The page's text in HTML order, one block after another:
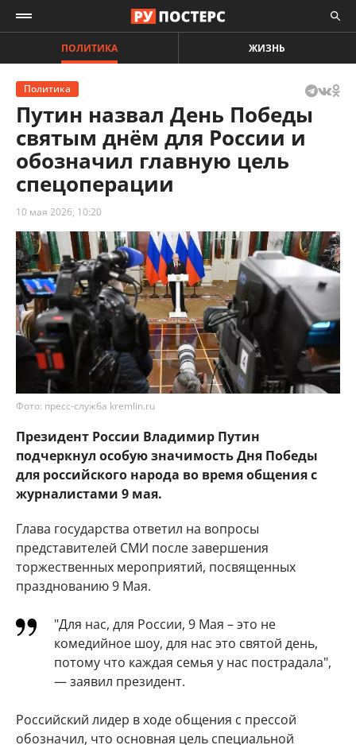
ПОЛИТИКА ЖИЗНЬ
Политика
Путин назвал День Победы
святым днём для России и
обозначил главную цель
спецоперации
10 мая 2026, 10:20
Фото: пресс-служба kremlin.ru
Президент России Владимир Путин
подчеркнул особую значимость Дня Победы
для российского народа во время общения с
журналистами 9 мая.
Глава государства ответил на вопросы
представителей СМИ после завершения
торжественных мероприятий, посвященных
празднованию 9 Мая.
"Для нас, для России, 9 Мая – это не
комедийное шоу, для нас это святой день,
потому что каждая семья у нас пострадала",
— заявил президент.
Российский лидер в ходе общения с прессой
обозначил, что основная цель специальной